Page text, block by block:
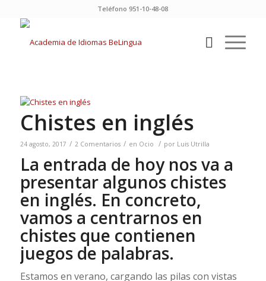
Teléfono 951-10-48-08
Chistes en inglés
24 agosto, 2017 / 2 Comentarios / en Ocio / por Luis Utrilla
La entrada de hoy nos va a
presentar algunos chistes
en inglés. En concreto,
vamos a centrarnos en
chistes que contienen
juegos de palabras.
Estamos en verano, cargando las pilas con vistas